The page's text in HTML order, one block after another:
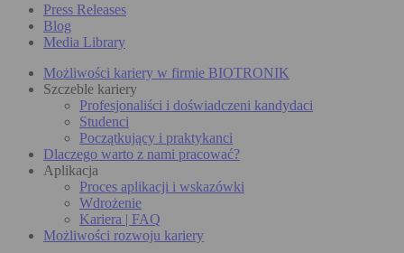
Press Releases
Blog
Media Library
Możliwości kariery w firmie BIOTRONIK
Szczeble kariery
Profesjonaliści i doświadczeni kandydaci
Studenci
Początkujący i praktykanci
Dlaczego warto z nami pracować?
Aplikacja
Proces aplikacji i wskazówki
Wdrożenie
Kariera | FAQ
Możliwości rozwoju kariery